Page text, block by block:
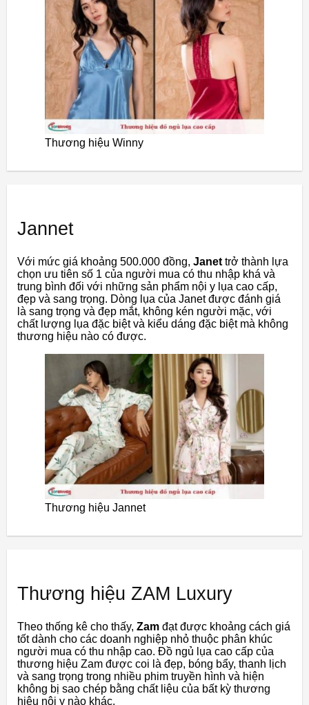
Thương hiệu Winny
Jannet
Với mức giá khoảng 500.000 đồng, Janet trở thành lựa
chọn ưu tiên số 1 của người mua có thu nhập khá và
trung bình đối với những sản phẩm nội y lụa cao cấp,
đẹp và sang trọng. Dòng lụa của Janet được đánh giá
là sang trọng và đẹp mắt, không kén người mặc, với
chất lượng lụa đặc biệt và kiểu dáng đặc biệt mà không
thương hiệu nào có được.
Thương hiệu Jannet
Thương hiệu ZAM Luxury
Theo thống kê cho thấy, Zam đạt được khoảng cách giá
tốt dành cho các doanh nghiệp nhỏ thuộc phân khúc
người mua có thu nhập cao. Đồ ngủ lụa cao cấp của
thương hiệu Zam được coi là đẹp, bóng bẩy, thanh lịch
và sang trọng trong nhiều phim truyền hình và hiện
không bị sao chép bằng chất liệu của bất kỳ thương
hiệu nội y nào khác.